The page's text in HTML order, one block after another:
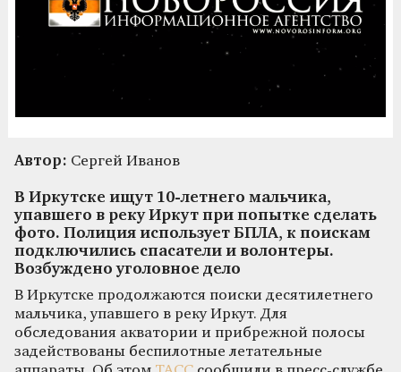
Автор: Сергей Иванов
В Иркутске ищут 10-летнего мальчика,
упавшего в реку Иркут при попытке сделать
фото. Полиция использует БПЛА, к поискам
подключились спасатели и волонтеры.
Возбуждено уголовное дело
В Иркутске продолжаются поиски десятилетнего
мальчика, упавшего в реку Иркут. Для
обследования акватории и прибрежной полосы
задействованы беспилотные летательные